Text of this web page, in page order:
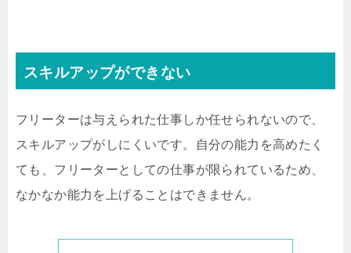
スキルアップができない
フリーターは与えられた仕事しか任せられないので、
スキルアップがしにくいです。自分の能力を高めたく
ても、フリーターとしての仕事が限られているため、
なかなか能力を上げることはできません。